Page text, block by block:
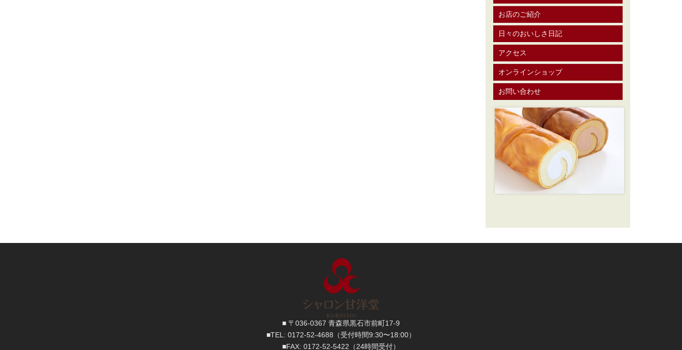
お店のご紹介
日々のおいしさ日記
アクセス
オンラインショップ
お問い合わせ
■ 〒036-0367 青森県黒石市前町17-9
■TEL: 0172-52-4688 （受付時間9:30〜18:00）
■FAX: 0172-52-5422 （24時間受付）